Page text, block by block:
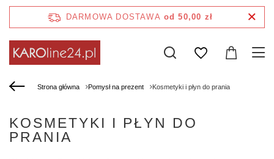
DARMOWA DOSTAWA od 50,00 zł
Strona główna Pomysł na prezent Kosmetyki i płyn do prania
KOSMETYKI I PŁYN DO
PRANIA